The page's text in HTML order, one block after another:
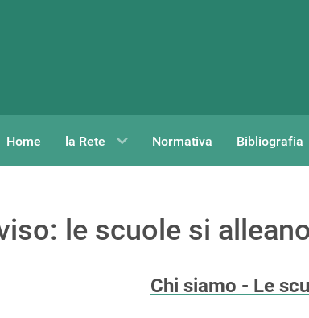
Home la Rete Normativa Bibliografia
le scuole si
Chi siamo - Le